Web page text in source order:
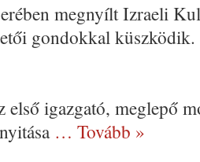
megnyílt Izraeli
gondokkal küszködik.
első igazgató, meglepő
… Tovább »